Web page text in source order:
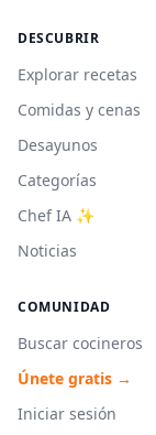
DESCUBRIR
Explorar recetas
Comidas y cenas
Desayunos
Categorías
Chef IA ✨
Noticias
COMUNIDAD
Buscar cocineros
Únete gratis →
Iniciar sesión